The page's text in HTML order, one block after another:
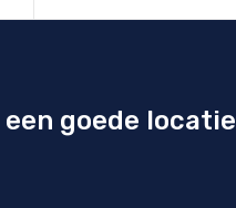
goede locatie